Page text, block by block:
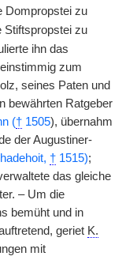
Dompropstei zu
Stiftspropstei zu
ihn das
zum
seines Paten und
bewährten Ratgeber
(† 1505), übernahm
der Augustiner-
† 1515);
das gleiche
– Um die
bemüht und in
geriet K.
mit